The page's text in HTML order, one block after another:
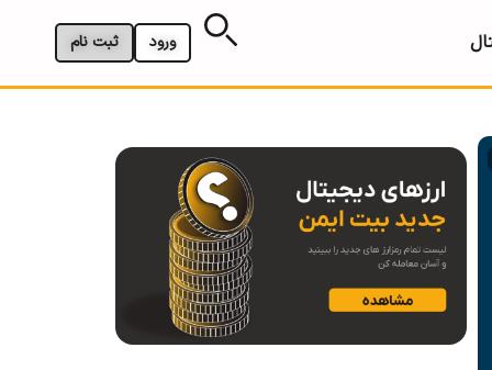
ثبت نام ورود